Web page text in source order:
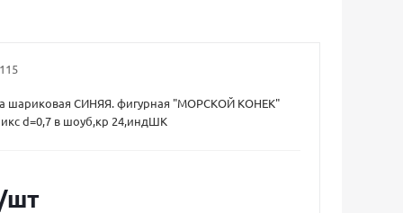
шариковая СИНЯЯ. фигурная "МОРСКОЙ КОНЕК"
d=0,7 в шоуб,кр 24,индШК
шт